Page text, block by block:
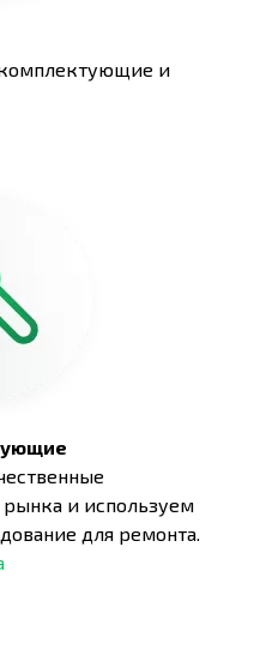
и
и используем
для ремонта.